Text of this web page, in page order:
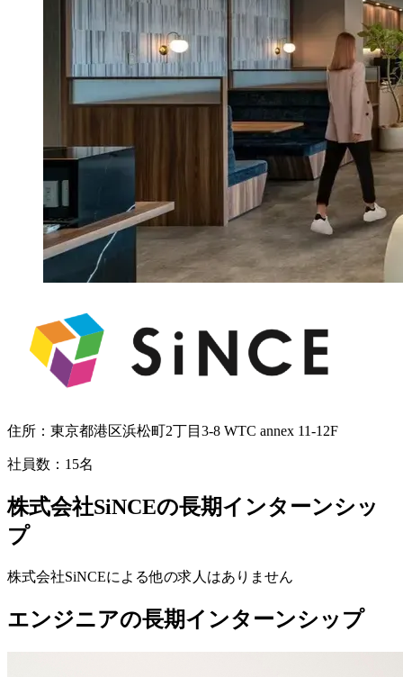
住所： 東京都港区浜松町2丁目3-8 WTC annex 11-12F
社員数： 15名
株式会社SiNCEの長期インターンシッ
プ
株式会社SiNCEによる他の求人はありません
エンジニアの長期インターンシップ